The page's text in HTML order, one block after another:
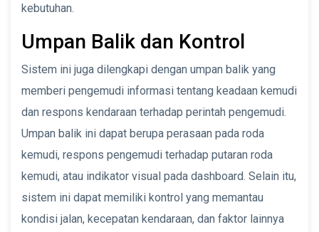
kebutuhan.
Umpan Balik dan Kontrol
Sistem ini juga dilengkapi dengan umpan balik yang
memberi pengemudi informasi tentang keadaan kemudi
dan respons kendaraan terhadap perintah pengemudi.
Umpan balik ini dapat berupa perasaan pada roda
kemudi, respons pengemudi terhadap putaran roda
kemudi, atau indikator visual pada dashboard. Selain itu,
sistem ini dapat memiliki kontrol yang memantau
kondisi jalan, kecepatan kendaraan, dan faktor lainnya